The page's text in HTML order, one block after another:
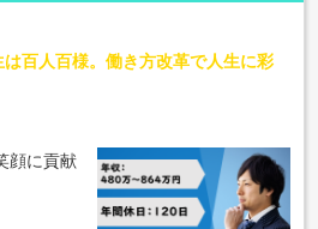
百人百様。働き方改革で人生に彩
顔に貢献